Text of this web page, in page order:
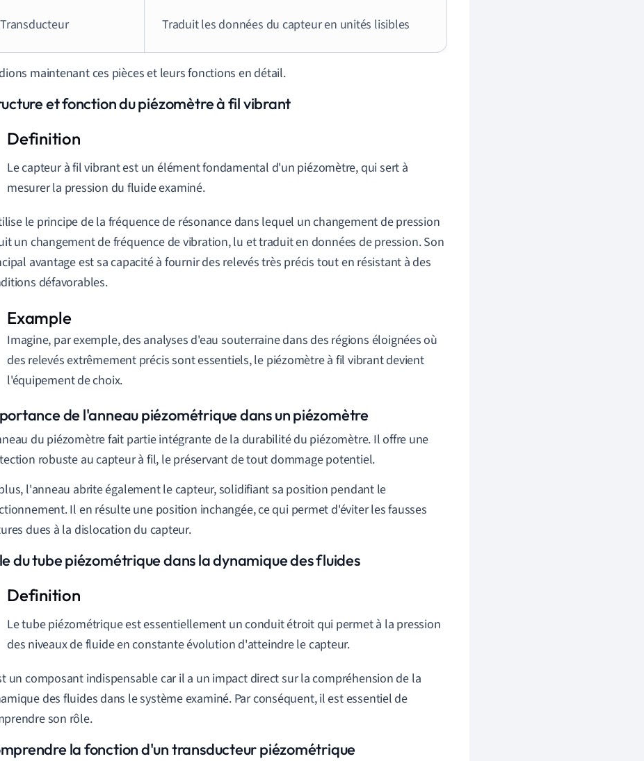
Transducteur Traduit les données du capteur en unités lisibles
maintenant ces pièces et leurs fonctions en détail.
et fonction du piézomètre à fil vibrant
Le capteur à fil vibrant est un élément fondamental d'un piézomètre, qui sert à
mesurer la pression du fluide examiné.
le principe de la fréquence de résonance dans lequel un changement de pression
un changement de fréquence de vibration, lu et traduit en données de pression. Son
avantage est sa capacité à fournir des relevés très précis tout en résistant à des
défavorables.
Imagine, par exemple, des analyses d'eau souterraine dans des régions éloignées où
des relevés extrêmement précis sont essentiels, le piézomètre à fil vibrant devient
l'équipement de choix.
de l'anneau piézométrique dans un piézomètre
du piézomètre fait partie intégrante de la durabilité du piézomètre. Il offre une
robuste au capteur à fil, le préservant de tout dommage potentiel.
l'anneau abrite également le capteur, solidifiant sa position pendant le
Il en résulte une position inchangée, ce qui permet d'éviter les fausses
dues à la dislocation du capteur.
du tube piézométrique dans la dynamique des fluides
Le tube piézométrique est essentiellement un conduit étroit qui permet à la pression
des niveaux de fluide en constante évolution d'atteindre le capteur.
un composant indispensable car il a un impact direct sur la compréhension de la
des fluides dans le système examiné. Par conséquent, il est essentiel de
son rôle.
la fonction d'un transducteur piézométrique